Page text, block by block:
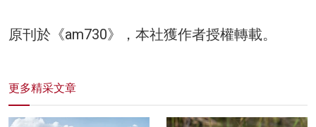
原刊於《am730》，本社獲作者授權轉載。
更多精采文章